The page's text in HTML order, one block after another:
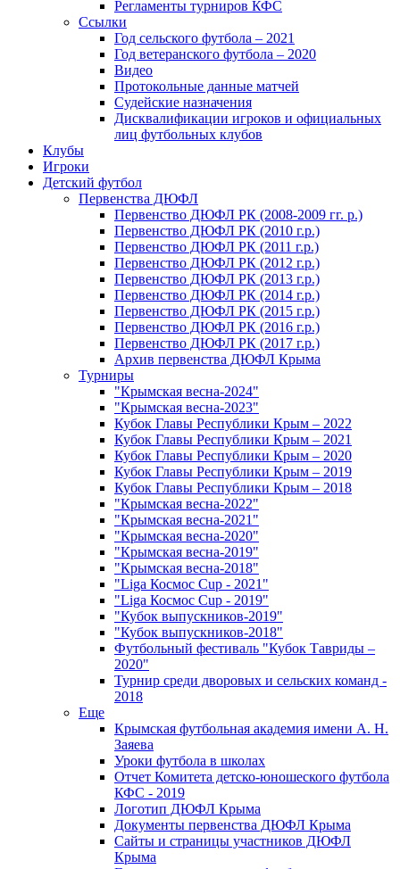
Регламенты турниров КФС
Ссылки
Год сельского футбола – 2021
Год ветеранского футбола – 2020
Видео
Протокольные данные матчей
Судейские назначения
Дисквалификации игроков и официальных
лиц футбольных клубов
Клубы
Игроки
Детский футбол
Первенства ДЮФЛ
Первенство ДЮФЛ РК (2008-2009 гг. р.)
Первенство ДЮФЛ РК (2010 г.р.)
Первенство ДЮФЛ РК (2011 г.р.)
Первенство ДЮФЛ РК (2012 г.р.)
Первенство ДЮФЛ РК (2013 г.р.)
Первенство ДЮФЛ РК (2014 г.р.)
Первенство ДЮФЛ РК (2015 г.р.)
Первенство ДЮФЛ РК (2016 г.р.)
Первенство ДЮФЛ РК (2017 г.р.)
Архив первенства ДЮФЛ Крыма
Турниры
"Крымская весна-2024"
"Крымская весна-2023"
Кубок Главы Республики Крым – 2022
Кубок Главы Республики Крым – 2021
Кубок Главы Республики Крым – 2020
Кубок Главы Республики Крым – 2019
Кубок Главы Республики Крым – 2018
"Крымская весна-2022"
"Крымская весна-2021"
"Крымская весна-2020"
"Крымская весна-2019"
"Крымская весна-2018"
"Liga Космос Cup - 2021"
"Liga Космос Cup - 2019"
"Кубок выпускников-2019"
"Кубок выпускников-2018"
Футбольный фестиваль "Кубок Тавриды –
2020"
Турнир среди дворовых и сельских команд -
2018
Еще
Крымская футбольная академия имени А. Н.
Заяева
Уроки футбола в школах
Отчет Комитета детско-юношеского футбола
КФС - 2019
Логотип ДЮФЛ Крыма
Документы первенства ДЮФЛ Крыма
Сайты и страницы участников ДЮФЛ
Крыма